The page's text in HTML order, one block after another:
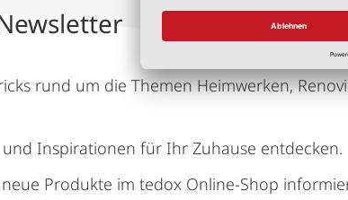
rund um die Themen Heimwerken,
Inspirationen für Ihr Zuhause entdecken.
Produkte im tedox Online-Shop